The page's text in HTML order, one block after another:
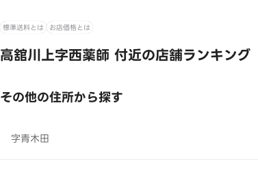
標準送料とは お店価格とは
高舘川上字西薬師 付近の店舗ランキング
その他の住所から探す
字青木田